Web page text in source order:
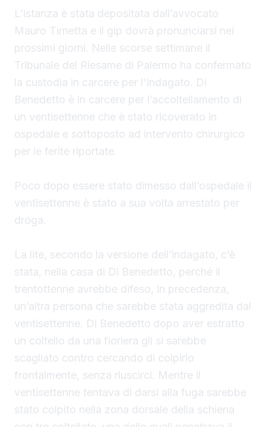
L’istanza è stata depositata dall’avvocato
Mauro Tirnetta e il gip dovrà pronunciarsi nei
prossimi giorni. Nelle scorse settimane il
Tribunale del Riesame di Palermo ha confermato
la custodia in carcere per l'indagato. Di
Benedetto è in carcere per l’accoltellamento di
un ventisettenne che è stato ricoverato in
ospedale e sottoposto ad intervento chirurgico
per le ferite riportate.
Poco dopo essere stato dimesso dall’ospedale il
ventisettenne è stato a sua volta arrestato per
droga.
La lite, secondo la versione dell’indagato, c’è
stata, nella casa di Di Benedetto, perché il
trentottenne avrebbe difeso, in precedenza,
un’altra persona che sarebbe stata aggredita dal
ventisettenne. Di Benedetto dopo aver estratto
un coltello da una fioriera gli si sarebbe
scagliato contro cercando di colpirlo
frontalmente, senza riuscirci. Mentre il
ventisettenne tentava di darsi alla fuga sarebbe
stato colpito nella zona dorsale della schiena